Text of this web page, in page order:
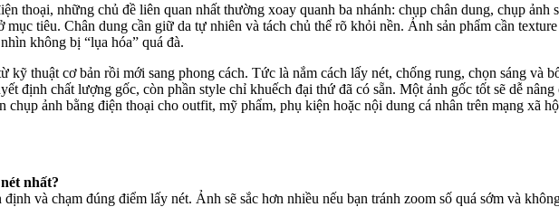
thoại, những chủ đề liên quan nhất thường xoay quanh ba nhánh: chụp chân dung, chụp ảnh
mục tiêu. Chân dung cần giữ da tự nhiên và tách chủ thể rõ khỏi nền. Ảnh sản phẩm cần
không bị “lụa hóa” quá đà.
kỹ thuật cơ bản rồi mới sang phong cách. Tức là nắm cách lấy nét, chống rung, chọn sáng và
định chất lượng gốc, còn phần style chỉ khuếch đại thứ đã có sẵn. Một ảnh gốc tốt sẽ dễ
chụp ảnh bằng điện thoại cho outfit, mỹ phẩm, phụ kiện hoặc nội dung cá nhân trên mạng xã
nhất?
và chạm đúng điểm lấy nét. Ảnh sẽ sắc hơn nhiều nếu bạn tránh zoom số quá sớm và